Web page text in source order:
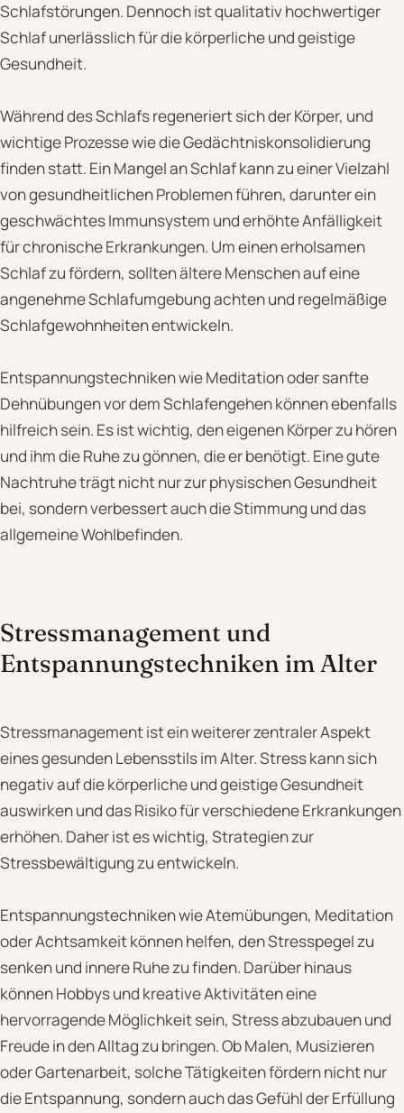
Schlafstörungen. Dennoch ist qualitativ hochwertiger
Schlaf unerlässlich für die körperliche und geistige
Gesundheit.
Während des Schlafs regeneriert sich der Körper, und
wichtige Prozesse wie die Gedächtniskonsolidierung
finden statt. Ein Mangel an Schlaf kann zu einer Vielzahl
von gesundheitlichen Problemen führen, darunter ein
geschwächtes Immunsystem und erhöhte Anfälligkeit
für chronische Erkrankungen. Um einen erholsamen
Schlaf zu fördern, sollten ältere Menschen auf eine
angenehme Schlafumgebung achten und regelmäßige
Schlafgewohnheiten entwickeln.
Entspannungstechniken wie Meditation oder sanfte
Dehnübungen vor dem Schlafengehen können ebenfalls
hilfreich sein. Es ist wichtig, den eigenen Körper zu hören
und ihm die Ruhe zu gönnen, die er benötigt. Eine gute
Nachtruhe trägt nicht nur zur physischen Gesundheit
bei, sondern verbessert auch die Stimmung und das
allgemeine Wohlbefinden.
Stressmanagement und
Entspannungstechniken im Alter
Stressmanagement ist ein weiterer zentraler Aspekt
eines gesunden Lebensstils im Alter. Stress kann sich
negativ auf die körperliche und geistige Gesundheit
auswirken und das Risiko für verschiedene Erkrankungen
erhöhen. Daher ist es wichtig, Strategien zur
Stressbewältigung zu entwickeln.
Entspannungstechniken wie Atemübungen, Meditation
oder Achtsamkeit können helfen, den Stresspegel zu
senken und innere Ruhe zu finden. Darüber hinaus
können Hobbys und kreative Aktivitäten eine
hervorragende Möglichkeit sein, Stress abzubauen und
Freude in den Alltag zu bringen. Ob Malen, Musizieren
oder Gartenarbeit, solche Tätigkeiten fördern nicht nur
die Entspannung, sondern auch das Gefühl der Erfüllung